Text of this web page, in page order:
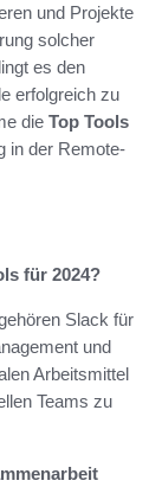
und Projekte
solcher
es den
erfolgreich zu
die Top Tools
in der Remote-
für 2024?
Slack für
und
Arbeitsmittel
Teams zu